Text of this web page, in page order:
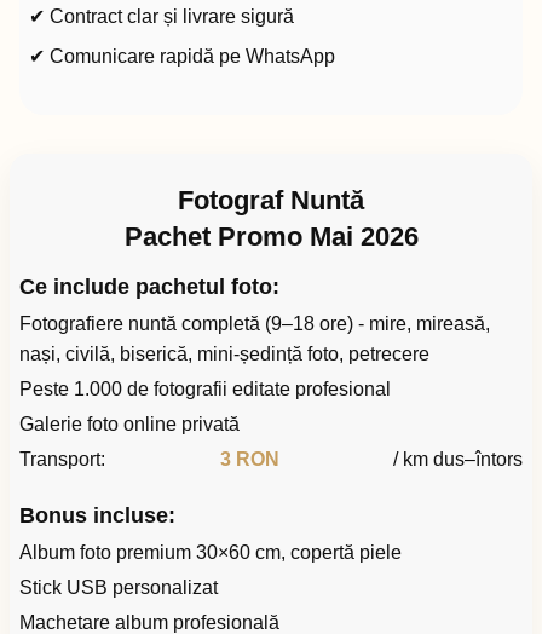
✔ Contract clar și livrare sigură
✔ Comunicare rapidă pe WhatsApp
Fotograf Nuntă
Pachet Promo Mai 2026
Ce include pachetul foto:
Fotografiere nuntă completă (9–18 ore) - mire, mireasă,
nași, civilă, biserică, mini-ședință foto, petrecere
Peste 1.000 de fotografii editate profesional
Galerie foto online privată
Transport:
3 RON / km dus–întors
Bonus incluse:
Album foto premium 30×60 cm, copertă piele
Stick USB personalizat
Machetare album profesională